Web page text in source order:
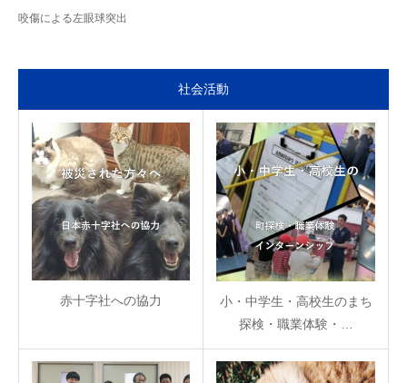
咬傷による左眼球突出
社会活動
赤十字社への協力
小・中学生・高校生のまち
探検・職業体験・…